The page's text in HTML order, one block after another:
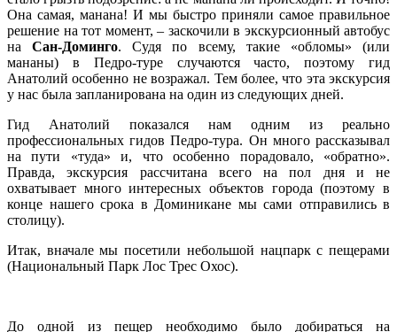
Она самая, манана! И мы быстро приняли самое правильное
решение на тот момент, – заскочили в экскурсионный автобус
наСан-Доминго. Судя по всему, такие «обломы» (или
мананы) в Педро-туре случаются часто, поэтому гид
Анатолий особенно не возражал. Тем более, что эта экскурсия
у нас была запланирована на один из следующих дней.
Гид Анатолий показался нам одним из реально
профессиональных гидов Педро-тура. Он много рассказывал
на пути «туда» и, что особенно порадовало, «обратно».
Правда, экскурсия рассчитана всего на пол дня и не
охватывает много интересных объектов города (поэтому в
конце нашего срока в Доминикане мы сами отправились в
столицу).
Итак, вначале мы посетили небольшой нацпарк с пещерами
(Национальный Парк Лос Трес Охос).
До одной из пещер необходимо было добираться на